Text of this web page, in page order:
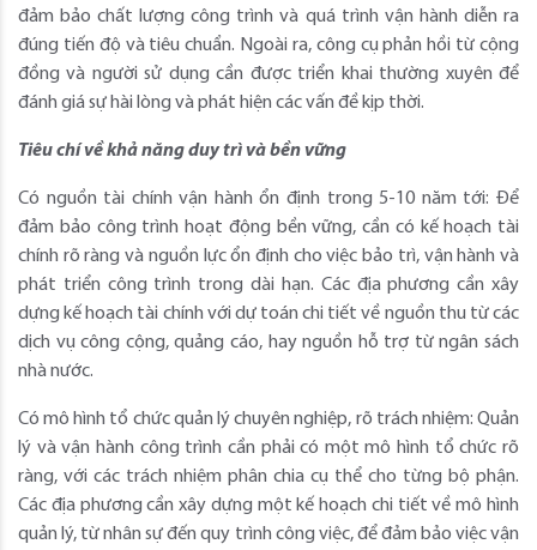
đảm bảo chất lượng công trình và quá trình vận hành diễn ra
đúng tiến độ và tiêu chuẩn. Ngoài ra, công cụ phản hồi từ cộng
đồng và người sử dụng cần được triển khai thường xuyên để
đánh giá sự hài lòng và phát hiện các vấn đề kịp thời.
Tiêu chí về khả năng duy trì và bền vững
Có nguồn tài chính vận hành ổn định trong 5-10 năm tới: Để
đảm bảo công trình hoạt động bền vững, cần có kế hoạch tài
chính rõ ràng và nguồn lực ổn định cho việc bảo trì, vận hành và
phát triển công trình trong dài hạn. Các địa phương cần xây
dựng kế hoạch tài chính với dự toán chi tiết về nguồn thu từ các
dịch vụ công cộng, quảng cáo, hay nguồn hỗ trợ từ ngân sách
nhà nước.
Có mô hình tổ chức quản lý chuyên nghiệp, rõ trách nhiệm: Quản
lý và vận hành công trình cần phải có một mô hình tổ chức rõ
ràng, với các trách nhiệm phân chia cụ thể cho từng bộ phận.
Các địa phương cần xây dựng một kế hoạch chi tiết về mô hình
quản lý, từ nhân sự đến quy trình công việc, để đảm bảo việc vận